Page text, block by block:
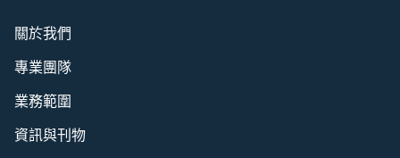
關於我們
專業團隊
業務範圍
資訊與刊物